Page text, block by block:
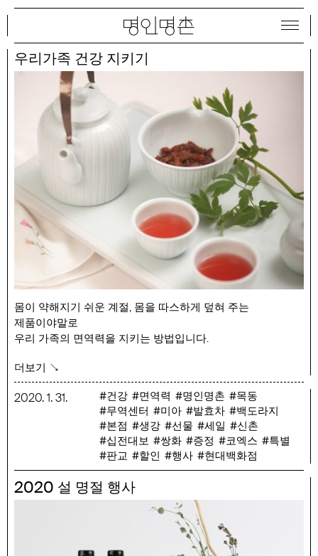
우리가족 건강 지키기
몸이 약해지기 쉬운 계절, 몸을 따스하게 덮혀 주는
제품이야말로
우리 가족의 면역력을 지키는 방법입니다.
행사 기간 : 1/31(금) ~ 2/15(일)
행사 품목 : 이기승 백도라지분말 70g, 백도라지분말꿀 200g,
오영순 수제발효고 200g, 수제 발효한차 200ml, 이득자
약선생강차 200ml, 오영순 흑유자쌍화차 세트
더보기 ↘
2020.1.31. 건강 면역력 명인명촌
목동
무역센터
미아 발효차
백도라지
본점
생강 선물 세일
신촌
십전대보
쌍화 증정 코엑스
특별
판교
할인 행사 현대백화점
2020 설 명절 행사